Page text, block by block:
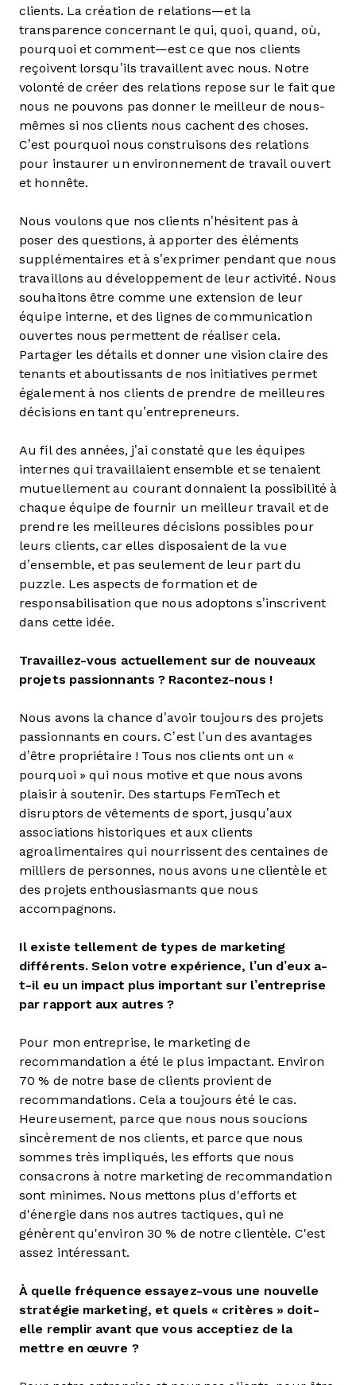
clients. La création de relations—et la
transparence concernant le qui, quoi, quand, où,
pourquoi et comment—est ce que nos clients
reçoivent lorsqu’ils travaillent avec nous. Notre
volonté de créer des relations repose sur le fait que
nous ne pouvons pas donner le meilleur de nous-
mêmes si nos clients nous cachent des choses.
C’est pourquoi nous construisons des relations
pour instaurer un environnement de travail ouvert
et honnête.
Nous voulons que nos clients n’hésitent pas à
poser des questions, à apporter des éléments
supplémentaires et à s’exprimer pendant que nous
travaillons au développement de leur activité. Nous
souhaitons être comme une extension de leur
équipe interne, et des lignes de communication
ouvertes nous permettent de réaliser cela.
Partager les détails et donner une vision claire des
tenants et aboutissants de nos initiatives permet
également à nos clients de prendre de meilleures
décisions en tant qu’entrepreneurs.
Au fil des années, j’ai constaté que les équipes
internes qui travaillaient ensemble et se tenaient
mutuellement au courant donnaient la possibilité à
chaque équipe de fournir un meilleur travail et de
prendre les meilleures décisions possibles pour
leurs clients, car elles disposaient de la vue
d’ensemble, et pas seulement de leur part du
puzzle. Les aspects de formation et de
responsabilisation que nous adoptons s’inscrivent
dans cette idée.
Travaillez-vous actuellement sur de nouveaux
projets passionnants ? Racontez-nous !
Nous avons la chance d’avoir toujours des projets
passionnants en cours. C’est l’un des avantages
d’être propriétaire ! Tous nos clients ont un «
pourquoi » qui nous motive et que nous avons
plaisir à soutenir. Des startups FemTech et
disruptors de vêtements de sport, jusqu’aux
associations historiques et aux clients
agroalimentaires qui nourrissent des centaines de
milliers de personnes, nous avons une clientèle et
des projets enthousiasmants que nous
accompagnons.
Il existe tellement de types de marketing
différents. Selon votre expérience, l’un d’eux a-
t-il eu un impact plus important sur l’entreprise
par rapport aux autres ?
Pour mon entreprise, le marketing de
recommandation a été le plus impactant. Environ
70 % de notre base de clients provient de
recommandations. Cela a toujours été le cas.
Heureusement, parce que nous nous soucions
sincèrement de nos clients, et parce que nous
sommes très impliqués, les efforts que nous
consacrons à notre marketing de recommandation
sont minimes. Nous mettons plus d'efforts et
d'énergie dans nos autres tactiques, qui ne
génèrent qu'environ 30 % de notre clientèle. C'est
assez intéressant.
À quelle fréquence essayez-vous une nouvelle
stratégie marketing, et quels « critères » doit-
elle remplir avant que vous acceptiez de la
mettre en œuvre ?